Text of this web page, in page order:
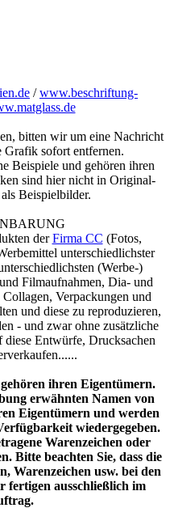
/www.beschriftung-
bitten wir um eine Nachricht
Grafik sofort entfernen.
Beispiele und gehören ihren
sind hier nicht in Original-
Beispielbilder.
derFirma CC (Fotos,
unterschiedlichster
(Werbe-)
Filmaufnahmen, Dia- und
Verpackungen und
und diese zu reproduzieren,
- und zwar ohne zusätzliche
Entwürfe, Drucksachen
ihren Eigentümern.
erwähnten Namen von
Eigentümern und werden
wiedergegeben.
Warenzeichen oder
Bitte beachten Sie, dass die
Warenzeichen usw. bei den
fertigen ausschließlich im